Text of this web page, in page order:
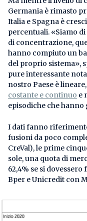
Germania è rimasto
Italia e Spagna è
percentuali. «Siamo
di concentrazione,
hanno compiuto un
del proprio sistema»,
pure interessante
nostro Paese è
costante e continuo e
episodiche che
I dati fanno
fusioni da poco
CreVal), le prime
sole, una quota di
62,4% se si
Bper e Unicredit con